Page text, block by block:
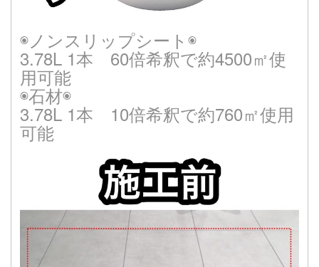
◉ノンスリップシート◉
3.78L 1本 60倍希釈で約4500㎡使
用可能
◉石材◉
3.78L 1本 10倍希釈で約760㎡使用
可能